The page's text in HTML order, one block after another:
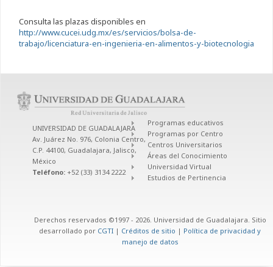
Consulta las plazas disponibles en
http://www.cucei.udg.mx/es/servicios/bolsa-de-
trabajo/licenciatura-en-ingenieria-en-alimentos-y-biotecnologia
UNIVERSIDAD DE GUADALAJARA
Av. Juárez No. 976, Colonia Centro,
C.P. 44100, Guadalajara, Jalisco,
México
Teléfono: +52 (33) 3134 2222
Programas educativos
Programas por Centro
Centros Universitarios
Áreas del Conocimiento
Universidad Virtual
Estudios de Pertinencia
Derechos reservados ©1997 - 2026. Universidad de Guadalajara. Sitio
desarrollado por CGTI | Créditos de sitio | Política de privacidad y
manejo de datos